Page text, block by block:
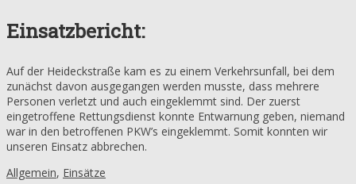
Einsatzbericht:
Auf der Heideckstraße kam es zu einem Verkehrsunfall, bei dem
zunächst davon ausgegangen werden musste, dass mehrere
Personen verletzt und auch eingeklemmt sind. Der zuerst
eingetroffene Rettungsdienst konnte Entwarnung geben, niemand
war in den betroffenen PKW’s eingeklemmt. Somit konnten wir
unseren Einsatz abbrechen.
Allgemein, Einsätze